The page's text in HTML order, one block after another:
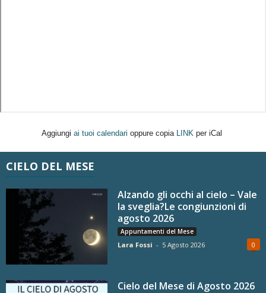
Aggiungi ai tuoi calendari oppure copia LINK per iCal
CIELO DEL MESE
Alzando gli occhi al cielo – Vale
la sveglia?Le congiunzioni di
agosto 2026
Appuntamenti del Mese
Lara Fossi - 5 Agosto 2026 0
Cielo del Mese di Agosto 2026